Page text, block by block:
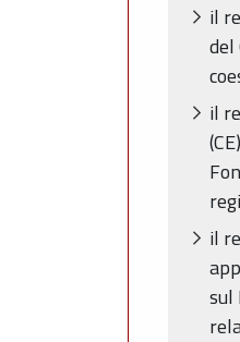
il
del
il
il
sul